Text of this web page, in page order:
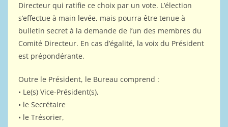
Directeur qui ratifie ce choix par un vote. L’élection
s’effectue à main levée, mais pourra être tenue à
bulletin secret à la demande de l’un des membres du
Comité Directeur. En cas d’égalité, la voix du Président
est prépondérante.
Outre le Président, le Bureau comprend :
• Le(s) Vice-Président(s),
• le Secrétaire
• le Trésorier,